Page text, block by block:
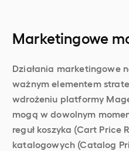
Marketingowe
Działania marketingowe
ważnym elementem
wdrożeniu platformy
mogą w dowolnym
reguł koszyka (Cart Price
katalogowych (Catalog